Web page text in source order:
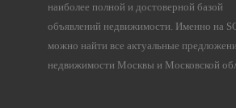
наиболее полной и достоверной базой
объявлений недвижимости. Именно на
можно найти все актуальные
недвижимости Москвы и Московской